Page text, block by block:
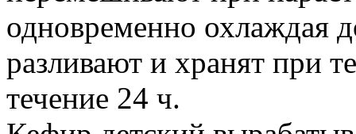
одновременно охлаждая
разливают и хранят при
течение 24 ч.